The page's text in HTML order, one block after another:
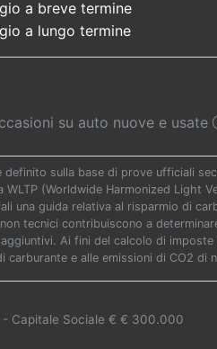
a breve termine
a lungo termine
su auto nuove e usate
sulla base di prove ufficiali
(Worldwide Harmonized Light
una guida relativa al risparmio di
tecnici contribuiscono a
Ai fini del calcolo di
e alle emissioni di CO2
- Capitale Sociale € € 300.000